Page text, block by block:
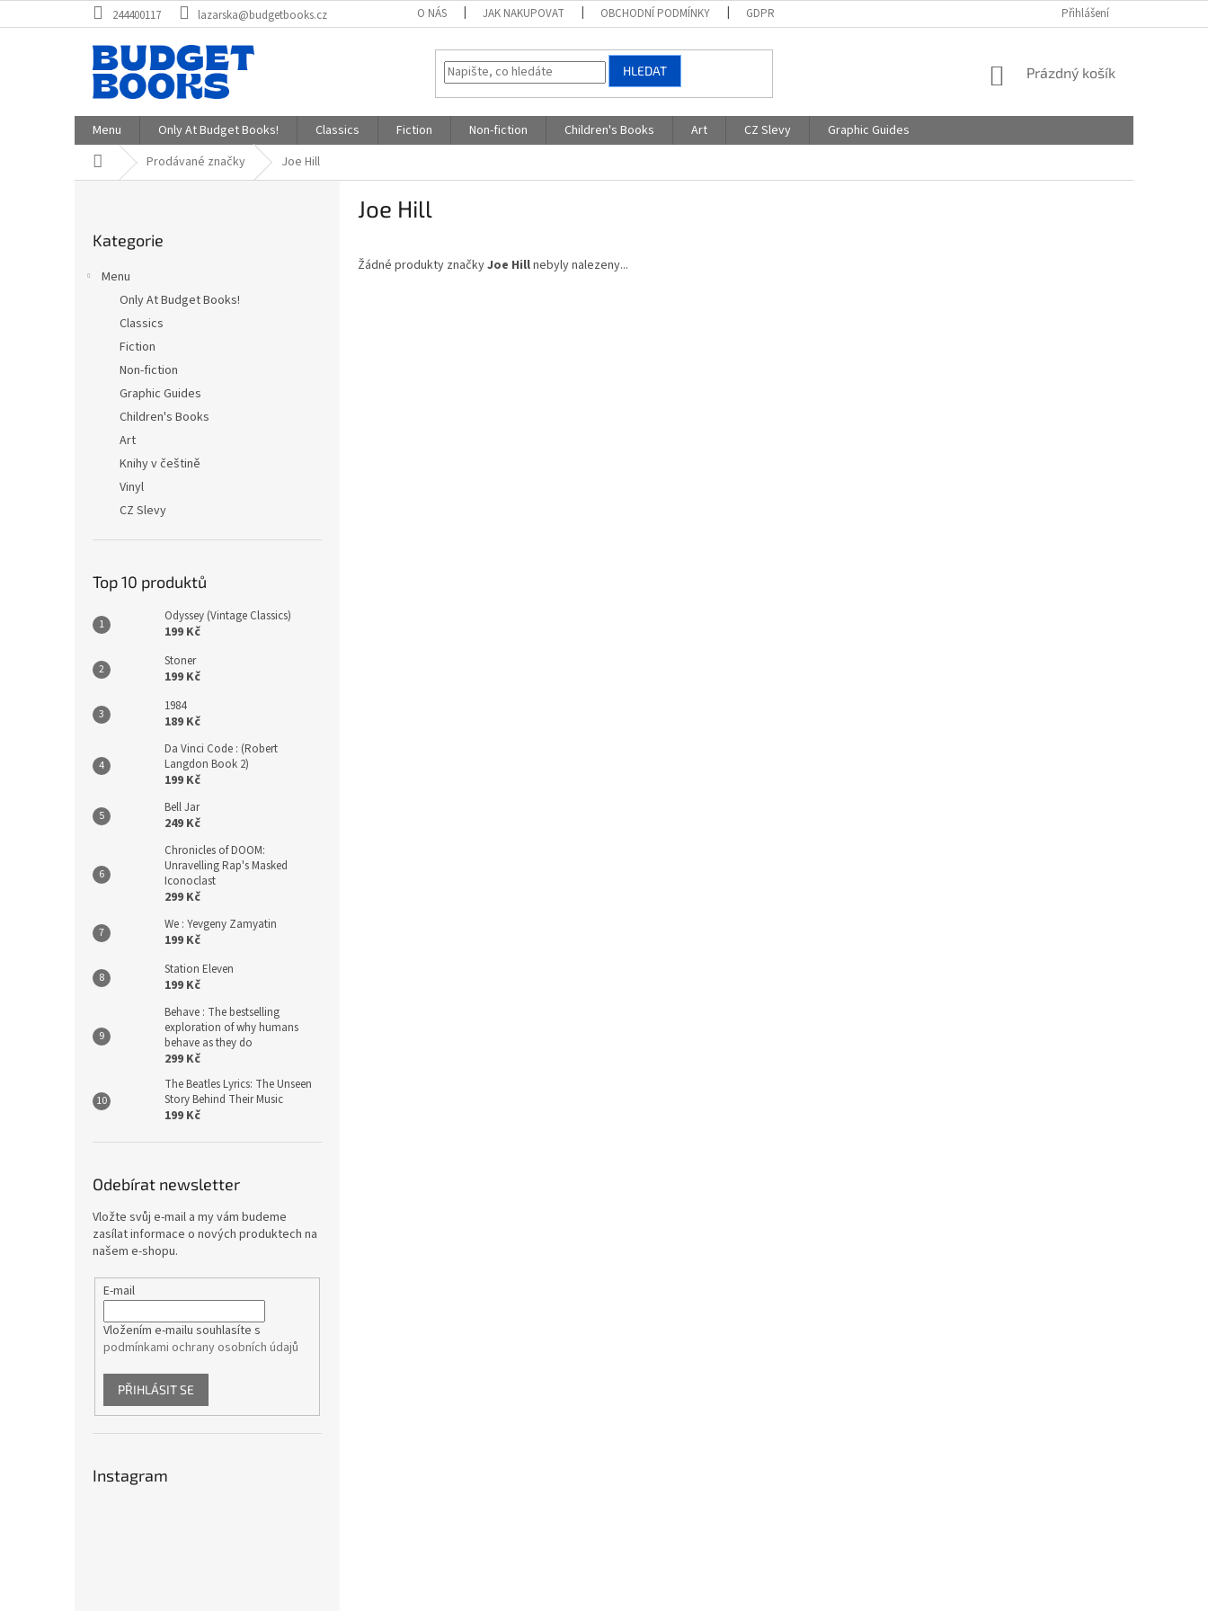
na
244400117 lazarska@budgetbooks.cz O NÁS JAK NAKUPOVAT OBCHODNÍ PODMÍNKY GDPR Přihlášení
HLEDAT
NÁKUPNÍ
Prázdný košík
Menu Only At Budget Books! Classics Fiction Non-fiction Children's Books Art CZ Slevy
Graphic Guides
Domů Prodávané značky Joe Hill
kategorie
Kategorie
Menu
Only At Budget Books!
Classics
Fiction
Non-fiction
Graphic Guides
Children's Books
Art
Knihy v češtině
Vinyl
CZ Slevy
Top 10 produktů
Odyssey (Vintage Classics)
199 Kč
Stoner
199 Kč
1984
189 Kč
Da Vinci Code : (Robert
Langdon Book 2)
199 Kč
Bell Jar
249 Kč
Chronicles of DOOM:
Unravelling Rap's Masked
Iconoclast
299 Kč
We : Yevgeny Zamyatin
199 Kč
Station Eleven
199 Kč
Behave : The bestselling
exploration of why humans
behave as they do
299 Kč
The Beatles Lyrics: The Unseen
Story Behind Their Music
199 Kč
Odebírat newsletter
Vložte svůj e-mail a my vám budeme
zasílat informace o nových produktech na
našem e-shopu.
E-mail
Vložením e-mailu souhlasíte s
podmínkami ochrany osobních údajů
PŘIHLÁSIT SE
Instagram
Joe Hill
Žádné produkty značkyJoe Hillnebyly nalezeny...